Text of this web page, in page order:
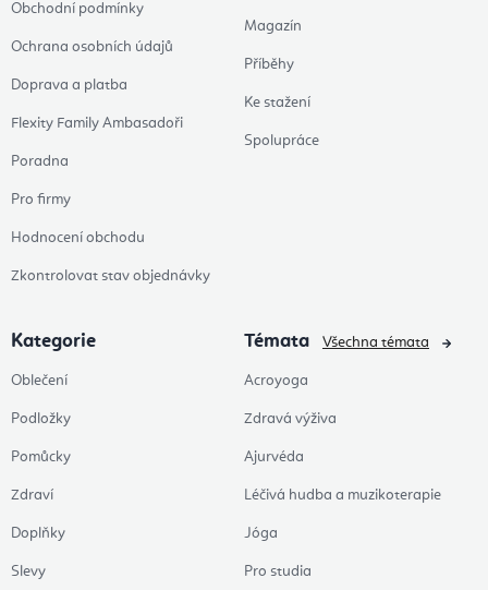
Obchodní podmínky
Ochrana osobních údajů
Doprava a platba
Flexity Family Ambasadoři
Poradna
Pro firmy
Hodnocení obchodu
Zkontrolovat stav objednávky
Magazín
Příběhy
Ke stažení
Spolupráce
Kategorie
Oblečení
Podložky
Pomůcky
Zdraví
Doplňky
Slevy
Témata
Acroyoga
Zdravá výživa
Ajurvéda
Léčivá hudba a muzikoterapie
Jóga
Pro studia
Všechna témata